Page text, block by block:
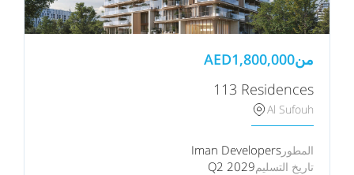
من AED1,800,000
113 Residences
Al Sufouh
المطور Iman Developers
تاريخ التسليمQ2 2029